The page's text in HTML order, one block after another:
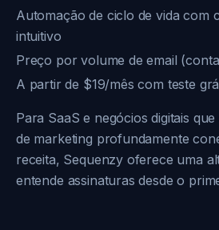
Automação de ciclo de vida com
intuitivo
Preço por volume de email
A partir de $19/mês com teste
Para SaaS e negócios digitais
de marketing profundamente
receita, Sequenzy oferece uma
entende assinaturas desde o